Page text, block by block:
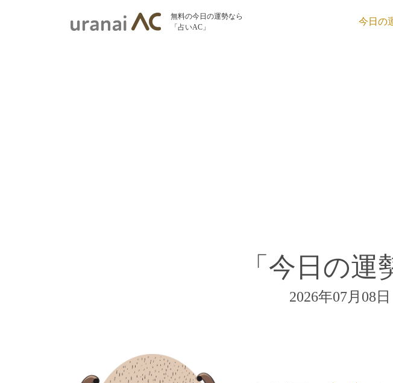
無料の今日の運勢なら
「占いAC」
今日の
「今日の
2026年07月08